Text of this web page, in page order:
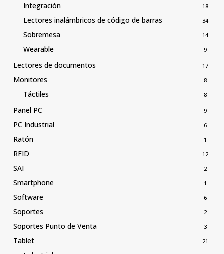
Integración 18
Lectores inalámbricos de código de barras 34
Sobremesa 14
Wearable 9
Lectores de documentos 17
Monitores 8
Táctiles 8
Panel PC 9
PC Industrial 6
Ratón 1
RFID 12
SAI 2
Smartphone 1
Software 6
Soportes 2
Soportes Punto de Venta 3
Tablet 21